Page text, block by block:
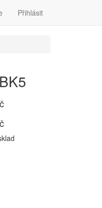
Přihlásit